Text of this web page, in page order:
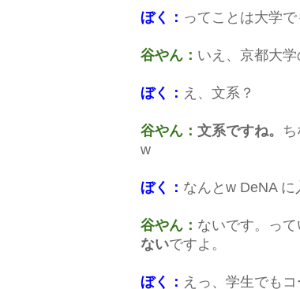
ぼく： ってことは大学
谷やん： いえ、京都大
ぼく： え、文系？
谷やん： 文系ですね。
w
ぼく： なんとw DeNA
谷やん： ないです。って
ないですよ。
ぼく： えっ、学生でも